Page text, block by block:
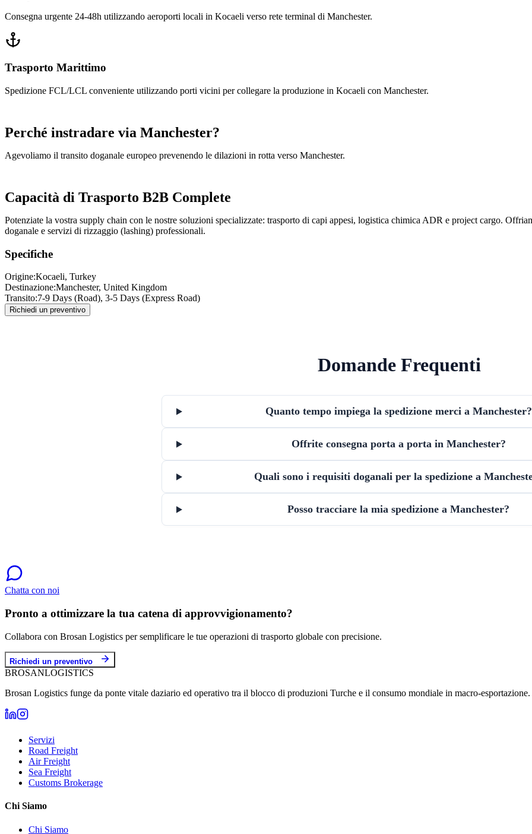
Consegna urgente 24-48h utilizzando aeroporti locali in Kocaeli verso rete terminal di Manchester.
Trasporto Marittimo
Spedizione FCL/LCL conveniente utilizzando porti vicini per collegare la produzione in Kocaeli con Manchester.
Perché instradare via Manchester?
Agevoliamo il transito doganale europeo prevenendo le dilazioni in rotta verso Manchester.
Capacità di Trasporto B2B Complete
Potenziate la vostra supply chain con le nostre soluzioni specializzate: trasporto di capi appesi, logistica chimica ADR e project cargo.
doganale e servizi di rizzaggio (lashing) professionali.
Specifiche
Origine:Kocaeli, Turkey
Destinazione:Manchester, United Kingdom
Transito:7-9 Days (Road), 3-5 Days (Express Road)
Richiedi un preventivo
Domande Frequenti
Quanto tempo impiega la spedizione merci a Manchester?
Offrite consegna porta a porta in Manchester?
Quali sono i requisiti doganali per la spedizione a
Posso tracciare la mia spedizione a Manchester?
Chatta con noi
Pronto a ottimizzare la tua catena di approvvigionamento?
Collabora con Brosan Logistics per semplificare le tue operazioni di trasporto globale con precisione.
Richiedi un preventivo
BROSANLOGISTICS
Brosan Logistics funge da ponte vitale daziario ed operativo tra il blocco di produzioni Turche e il consumo mondiale in macro-esportazione.
Servizi
Road Freight
Air Freight
Sea Freight
Customs Brokerage
Chi Siamo
Chi Siamo